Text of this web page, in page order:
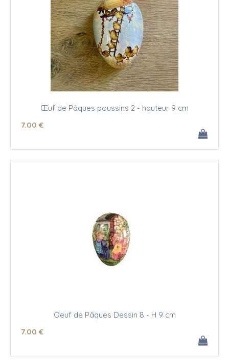
Œuf de Pâques poussins 2 - hauteur 9 cm
7.00 €
Oeuf de Pâques Dessin 8 - H 9 cm
7.00 €